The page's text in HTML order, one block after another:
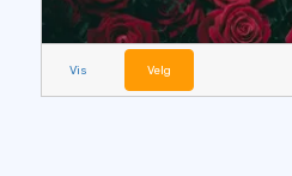
Vis Velg